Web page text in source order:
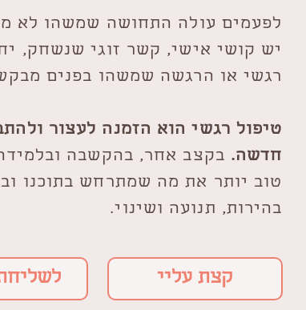
לפעמים עולה התחושה שמשהו לא
יש קושי אישי, קשר זוגי שנשחק,
רגשי או הרגשה שמשהו בפנים
טיפול רגשי הוא הזמנה לעצור
חדשה. בקצב אחר, בהקשבה
טוב יותר את מה שמתרחש בתוכנו
בהירות, תנועה ושינוי.
קצת עליי